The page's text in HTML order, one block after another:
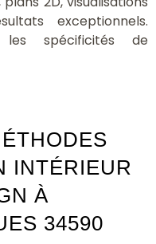
exceptionnels.
les spécificités de
INTÉRIEUR
À
34590